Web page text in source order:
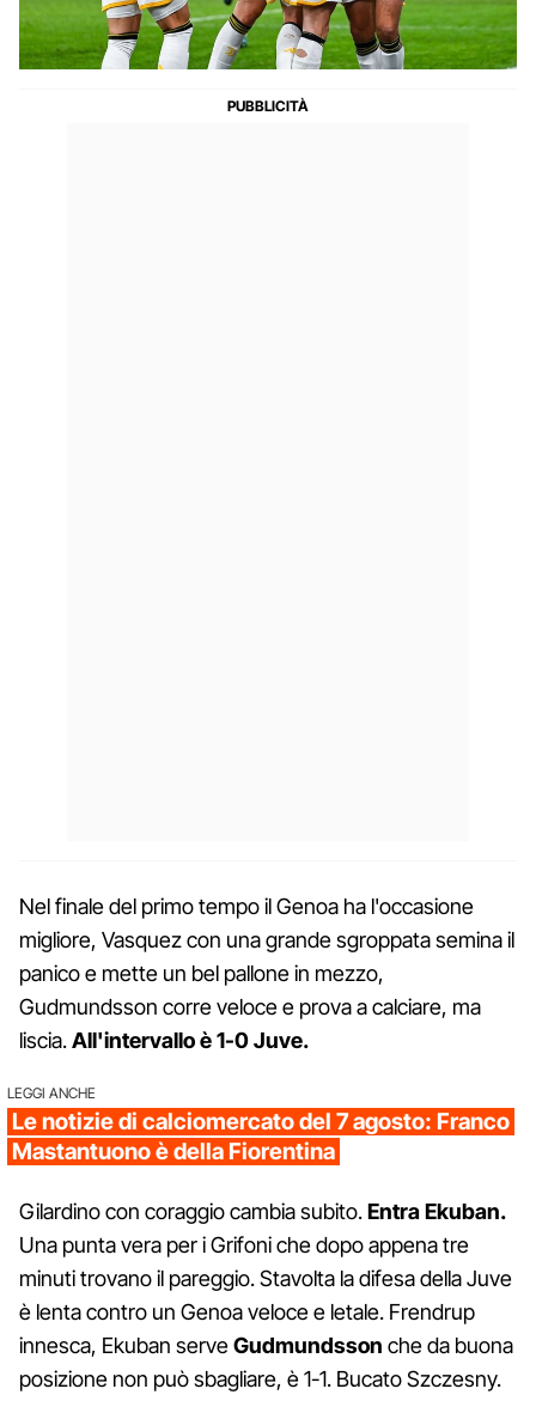
Nel finale del primo tempo il Genoa ha l'occasione
migliore, Vasquez con una grande sgroppata semina il
panico e mette un bel pallone in mezzo,
Gudmundsson corre veloce e prova a calciare, ma
liscia.All'intervallo è 1-0 Juve.
LEGGI ANCHE
Le notizie di calciomercato del 7 agosto: Franco
Mastantuono è della Fiorentina
Gilardino con coraggio cambia subito.Entra Ekuban.
Una punta vera per i Grifoni che dopo appena tre
minuti trovano il pareggio. Stavolta la difesa della Juve
è lenta contro un Genoa veloce e letale. Frendrup
innesca, Ekuban serveGudmundsson che da buona
posizione non può sbagliare, è 1-1. Bucato Szczesny.